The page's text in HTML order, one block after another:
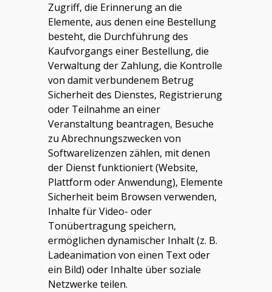
Zugriff, die Erinnerung an die
Elemente, aus denen eine Bestellung
besteht, die Durchführung des
Kaufvorgangs einer Bestellung, die
Verwaltung der Zahlung, die Kontrolle
von damit verbundenem Betrug
Sicherheit des Dienstes, Registrierung
oder Teilnahme an einer
Veranstaltung beantragen, Besuche
zu Abrechnungszwecken von
Softwarelizenzen zählen, mit denen
der Dienst funktioniert (Website,
Plattform oder Anwendung), Elemente
Sicherheit beim Browsen verwenden,
Inhalte für Video- oder
Tonübertragung speichern,
ermöglichen dynamischer Inhalt (z. B.
Ladeanimation von einen Text oder
ein Bild) oder Inhalte über soziale
Netzwerke teilen.